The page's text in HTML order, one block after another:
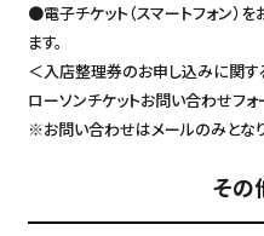
●電子チケット（スマートフォン）
ます。
＜入店整理券のお申し込みに関
ローソンチケットお問い合わせフォ
※お問い合わせはメールのみとなり
その